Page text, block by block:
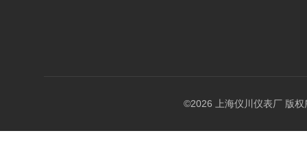
©2026 上海仪川仪表厂 版